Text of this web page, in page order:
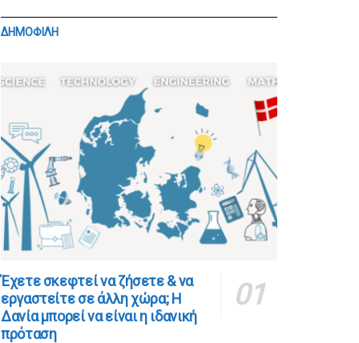
ΔΗΜΟΦΙΛΗ
​​Έχετε σκεφτεί να ζήσετε & να
εργαστείτε σε άλλη χώρα; Η
Δανία μπορεί να είναι η ιδανική
πρόταση